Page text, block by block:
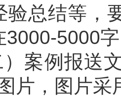
验总结等，
3000-5000
）案例报送
片，图片采